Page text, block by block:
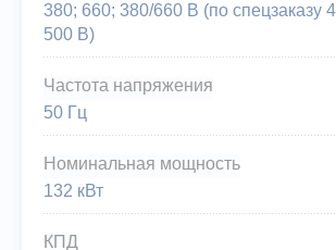
380; 660; 380/660 В (по спецзаказу
500 В)
Частота напряжения
50 Гц
Номинальная мощность
132 кВт
КПД